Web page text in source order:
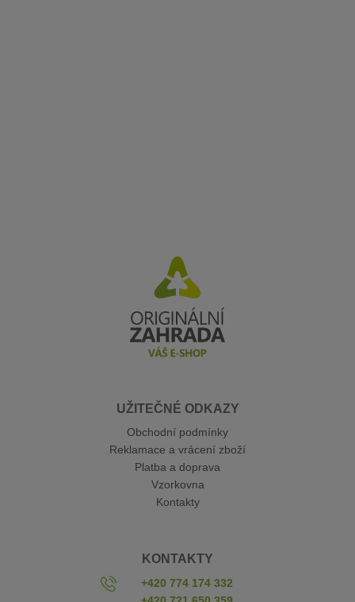
UŽITEČNÉ ODKAZY
Obchodní podmínky
Reklamace a vrácení zboží
Platba a doprava
Vzorkovna
Kontakty
KONTAKTY
+420 774 174 332